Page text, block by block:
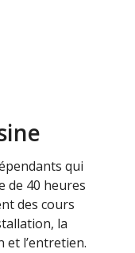
qui
de 40 heures
des cours
la
et l’entretien.